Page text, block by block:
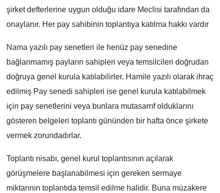
şirket defterlerine uygun olduğu idare Meclisi tarafından da
onaylanır. Her pay sahibinin toplantıya katılma hakkı vardır
Nama yazılı pay senetleri ile henüz pay senedine
bağlanmamış payların sahipleri veya temsilcileri doğrudan
doğruya genel kurula katılabilirler. Hamile yazılı olarak ihraç
edilmiş Pay senedi sahipleri ise genel kurula katılabilmek
için pay senetlerini veya bunlara mutasarrıf olduklarını
gösteren belgeleri toplantı gününden bir hafta önce şirkete
vermek zorundadırlar.
Toplantı nisabı, genel kurul toplantısının açılarak
görüşmelere başlanabilmesi için gereken sermaye
miktarının toplantıda temsil edilme halidir. Buna müzakere